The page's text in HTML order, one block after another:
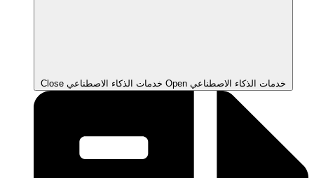
Close خدمات الذكاء الاصطناعي Open خدمات الذكاء الاصطناعي